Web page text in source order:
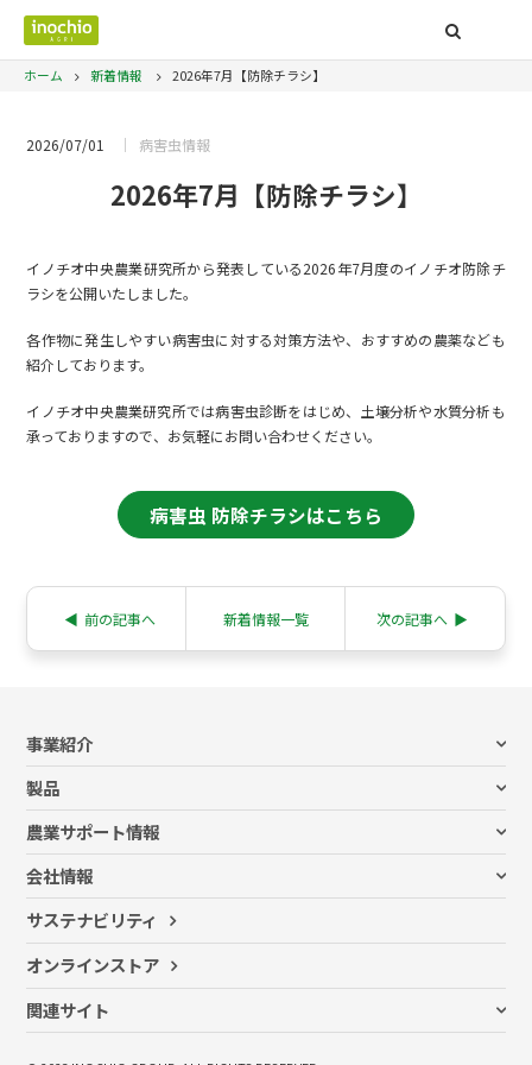
ホーム 新着情報 2026年7月【防除チラシ】
2026/07/01 病害虫情報
2026年7月【防除チラシ】
イノチオ中央農業研究所から発表している2026年7月度のイノチオ防除チ
ラシを公開いたしました。
各作物に発生しやすい病害虫に対する対策方法や、おすすめの農薬なども
紹介しております。
イノチオ中央農業研究所では病害虫診断をはじめ、土壌分析や水質分析も
承っておりますので、お気軽にお問い合わせください。
病害虫 防除チラシはこちら
◀︎ 前の記事へ 新着情報一覧 次の記事へ ▶︎
事業紹介
ビニールハウス事業
ハウスリフォーム事業
スマート農業事業
営農サポート事業
農薬・肥料事業
土壌分析・病害虫診断事業
花き事業
ファーム事業
物流事業
アグリボード事業
製品
ビニールハウス
栽培システム
施設園芸資材
農薬
肥料・培土 等
苗・穂木 等
農業サポート情報
すべての記事
お客さま事例
コラム記事
新規就農・農業参入のポイント
セミナー
会社情報
代表メッセージ
イノチオの想い
会社概要
グループ企業
サステナビリティ
オンラインストア
関連サイト
イノチオグループサイト